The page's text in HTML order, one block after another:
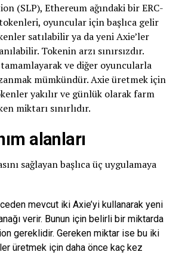
(SLP), Ethereum ağındaki bir ERC-
oyuncular için başlıca gelir
satılabilir ya da yeni Axie’ler
Tokenin arzı sınırsızdır.
ve diğer oyuncularla
mümkündür. Axie üretmek için
yakılır ve günlük olarak farm
miktarı sınırlıdır.
alanları
sağlayan başlıca üç uygulamaya
mevcut iki Axie’yi kullanarak yeni
verir. Bunun için belirli bir miktarda
gereklidir. Gereken miktar ise bu iki
üretmek için daha önce kaç kez